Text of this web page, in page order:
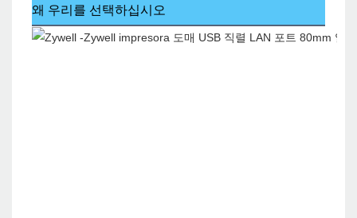
왜 우리를 선택하십시오